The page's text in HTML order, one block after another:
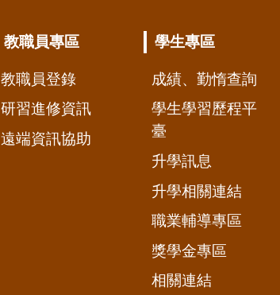
教職員專區
教職員登錄
研習進修資訊
遠端資訊協助
學生專區
成績、勤惰查詢
學生學習歷程平
臺
升學訊息
升學相關連結
職業輔導專區
獎學金專區
相關連結